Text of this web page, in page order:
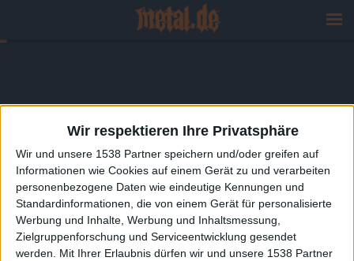
Wir respektieren Ihre Privatsphäre
Wir und unsere 1538 Partner speichern und/oder greifen auf
Informationen wie Cookies auf einem Gerät zu und verarbeiten
personenbezogene Daten wie eindeutige Kennungen und
Standardinformationen, die von einem Gerät für personalisierte
Werbung und Inhalte, Werbung und Inhaltsmessung,
Zielgruppenforschung und Serviceentwicklung gesendet
werden.
Mit Ihrer Erlaubnis dürfen wir und unsere 1538 Partner